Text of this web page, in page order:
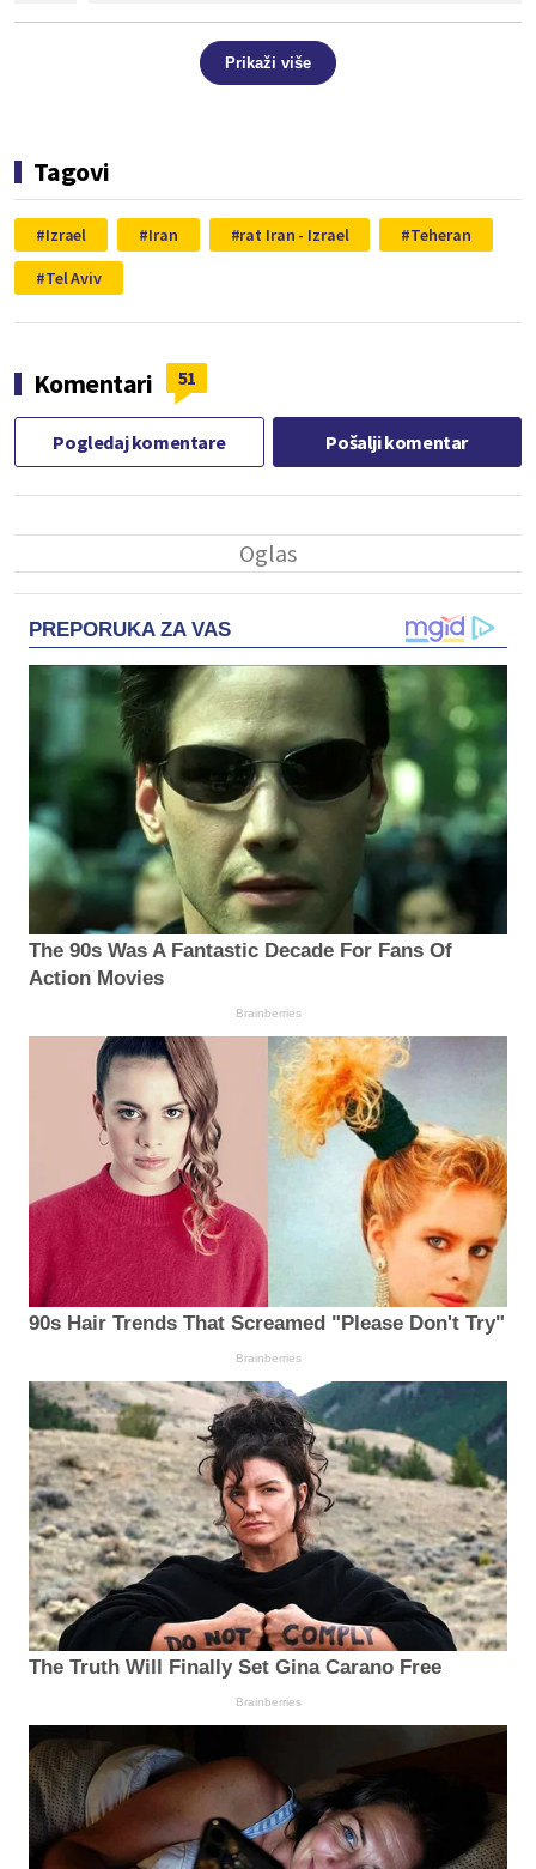
Prikaži više
Tagovi
Izrael Iran rat Iran - Izrael
Teheran
Tel Aviv
Komentari 51
Pogledaj komentare Pošalji komentar
PREPORUKA ZA VAS
The 90s Was A Fantastic Decade For Fans Of
Action Movies
Brainberries
90s Hair Trends That Screamed "Please Don't Try"
Brainberries
The Truth Will Finally Set Gina Carano Free
Brainberries